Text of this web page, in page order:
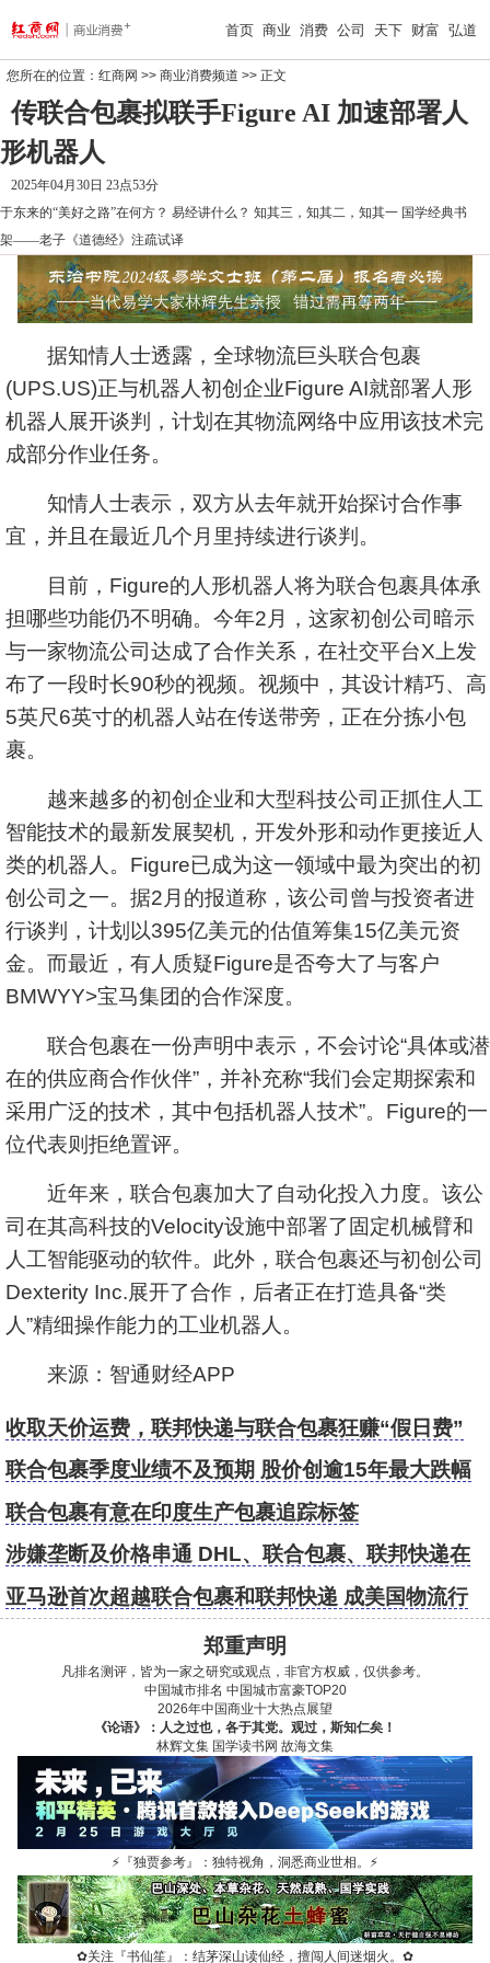
首页 商业 消费 公司 天下 财富 弘道
您所在的位置： 红商网 >> 商业消费频道 >> 正文
传联合包裹拟联手Figure AI 加速部署人
形机器人
2025年04月30日 23点53分
于东来的“美好之路”在何方？ 易经讲什么？ 知其三，知其二，知其一 国学经典书
架——老子《道德经》注疏试译
据知情人士透露，全球物流巨头联合包裹
(UPS.US)正与机器人初创企业Figure AI就部署人形
机器人展开谈判，计划在其物流网络中应用该技术完
成部分作业任务。
知情人士表示，双方从去年就开始探讨合作事
宜，并且在最近几个月里持续进行谈判。
目前，Figure的人形机器人将为联合包裹具体承
担哪些功能仍不明确。今年2月，这家初创公司暗示
与一家物流公司达成了合作关系，在社交平台X上发
布了一段时长90秒的视频。视频中，其设计精巧、高
5英尺6英寸的机器人站在传送带旁，正在分拣小包
裹。
越来越多的初创企业和大型科技公司正抓住人工
智能技术的最新发展契机，开发外形和动作更接近人
类的机器人。Figure已成为这一领域中最为突出的初
创公司之一。据2月的报道称，该公司曾与投资者进
行谈判，计划以395亿美元的估值筹集15亿美元资
金。而最近，有人质疑Figure是否夸大了与客户
BMWYY>宝马集团的合作深度。
联合包裹在一份声明中表示，不会讨论“具体或潜
在的供应商合作伙伴”，并补充称“我们会定期探索和
采用广泛的技术，其中包括机器人技术”。Figure的一
位代表则拒绝置评。
近年来，联合包裹加大了自动化投入力度。该公
司在其高科技的Velocity设施中部署了固定机械臂和
人工智能驱动的软件。此外，联合包裹还与初创公司
Dexterity Inc.展开了合作，后者正在打造具备“类
人”精细操作能力的工业机器人。
来源：智通财经APP
收取天价运费，联邦快递与联合包裹狂赚“假日费”
联合包裹季度业绩不及预期 股价创逾15年最大跌幅
联合包裹有意在印度生产包裹追踪标签
涉嫌垄断及价格串通 DHL、联合包裹、联邦快递在
印子公司遭调查
亚马逊首次超越联合包裹和联邦快递 成美国物流行
郑重声明
凡排名测评，皆为一家之研究或观点，非官方权威，仅供参考。
中国城市排名 中国城市富豪TOP20
2026年中国商业十大热点展望
《论语》：人之过也，各于其党。观过，斯知仁矣！
林辉文集 国学读书网 故海文集
⚡ 『独贾参考』：独特视角，洞悉商业世相。 ⚡
✿关注『书仙笙』：结茅深山读仙经，擅闯人间迷烟火。 ✿